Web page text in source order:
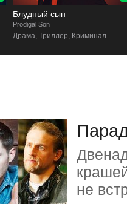
Блудный сын
Prodigal Son
Драма, Триллер, Криминал
не